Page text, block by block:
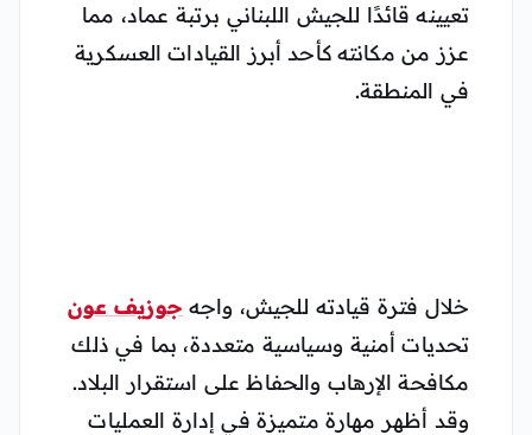
تعيينه قائدًا للجيش اللبناني برتبة عماد، مما
عزز من مكانته كأحد أبرز القيادات العسكرية
في المنطقة.
خلال فترة قيادته للجيش، واجه جوزيف عون
تحديات أمنية وسياسية متعددة، بما في ذلك
مكافحة الإرهاب والحفاظ على استقرار البلاد.
وقد أظهر مهارة متميزة في إدارة العمليات